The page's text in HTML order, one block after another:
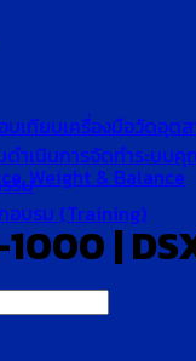
บเทียบเครื่องมือวัดอุต
ดำเนินการจัดทำระบบคุ
รม
อบรม (Training)
Weight & Balance
1000 |